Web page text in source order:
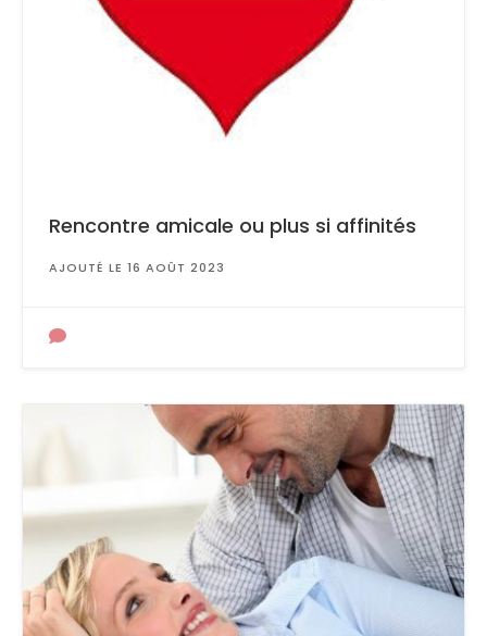
Rencontre amicale ou plus si affinités
AJOUTÉ LE 16 AOÛT 2023